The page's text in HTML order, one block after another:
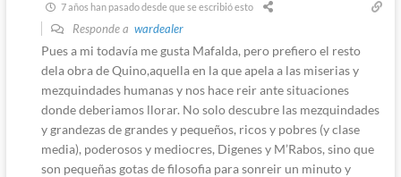
7 años han pasado desde que se escribió esto
Responde a wardealer
Pues a mi todavía me gusta Mafalda, pero prefiero el resto
dela obra de Quino,aquella en la que apela a las miserias y
mezquindades humanas y nos hace reir ante situaciones
donde deberiamos llorar. No solo descubre las mezquindades
y grandezas de grandes y pequeños, ricos y pobres (y clase
media), poderosos y mediocres, Digenes y M’Rabos, sino que
son pequeñas gotas de filosofia para sonreir un minuto y